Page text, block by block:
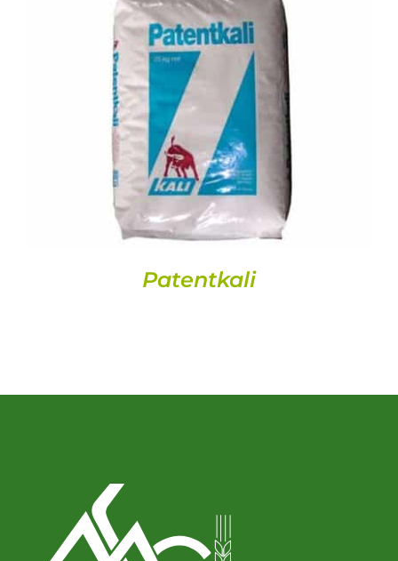
DETALLS
Patentkali